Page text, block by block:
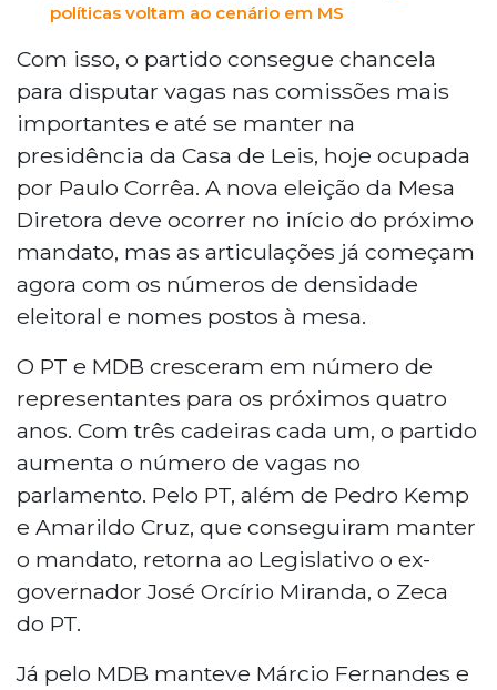
políticas voltam ao cenário em MS
Com isso, o partido consegue chancela
para disputar vagas nas comissões mais
importantes e até se manter na
presidência da Casa de Leis, hoje ocupada
por Paulo Corrêa. A nova eleição da Mesa
Diretora deve ocorrer no início do próximo
mandato, mas as articulações já começam
agora com os números de densidade
eleitoral e nomes postos à mesa.
O PT e MDB cresceram em número de
representantes para os próximos quatro
anos. Com três cadeiras cada um, o partido
aumenta o número de vagas no
parlamento. Pelo PT, além de Pedro Kemp
e Amarildo Cruz, que conseguiram manter
o mandato, retorna ao Legislativo o ex-
governador José Orcírio Miranda, o Zeca
do PT.
Já pelo MDB manteve Márcio Fernandes e